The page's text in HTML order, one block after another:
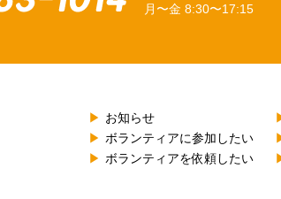
月〜金 8:30〜17:15
お知らせ
ボランティアに参加したい
ボランティアを依頼したい